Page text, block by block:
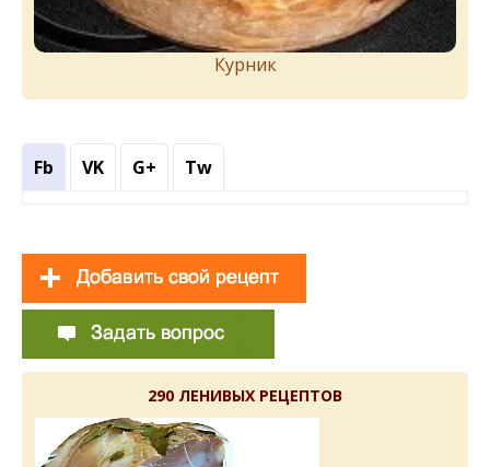
Курник
Fb VK G+ Tw
290 ЛЕНИВЫХ РЕЦЕПТОВ